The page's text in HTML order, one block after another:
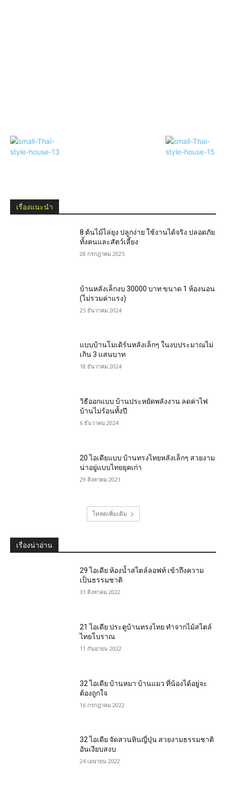
เรื่องแนะนำ
8 ต้นไม้ไล่ยุง ปลูกง่าย ใช้งานได้จริง ปลอดภัย
ทั้งคนและสัตว์เลี้ยง
28 กรกฎาคม 2025
บ้านหลังเล็กงบ 30000 บาท ขนาด 1 ห้องนอน
(ไม่รวมค่าแรง)
25 ธันวาคม 2024
แบบบ้านโมเดิร์นหลังเล็กๆ ในงบประมาณไม่
เกิน 3 แสนบาท
18 ธันวาคม 2024
วิธีออกแบบ บ้านประหยัดพลังงาน ลดค่าไฟ
บ้านไม่ร้อนทั้งปี
6 ธันวาคม 2024
20 ไอเดียแบบ บ้านทรงไทยหลังเล็กๆ สวยงาม
น่าอยู่แบบไทยยุคเก่า
29 สิงหาคม 2023
โหลดเพิ่มเติม
เรื่องน่าอ่าน
29 ไอเดีย ห้องน้ำสไตล์ลอฟท์ เข้าถึงความ
เป็นธรรมชาติ
31 สิงหาคม 2022
21 ไอเดีย ประตูบ้านทรงไทย ทำจากไม้สไตล์
ไทยโบราณ
11 กันยายน 2022
32 ไอเดีย บ้านหมา บ้านแมว ที่น้องได้อยู่จะ
ต้องถูกใจ
16 กรกฎาคม 2022
32 ไอเดีย จัดสวนหินญี่ปุ่น สวยงามธรรมชาติ
อันเงียบสงบ
24 เมษายน 2022